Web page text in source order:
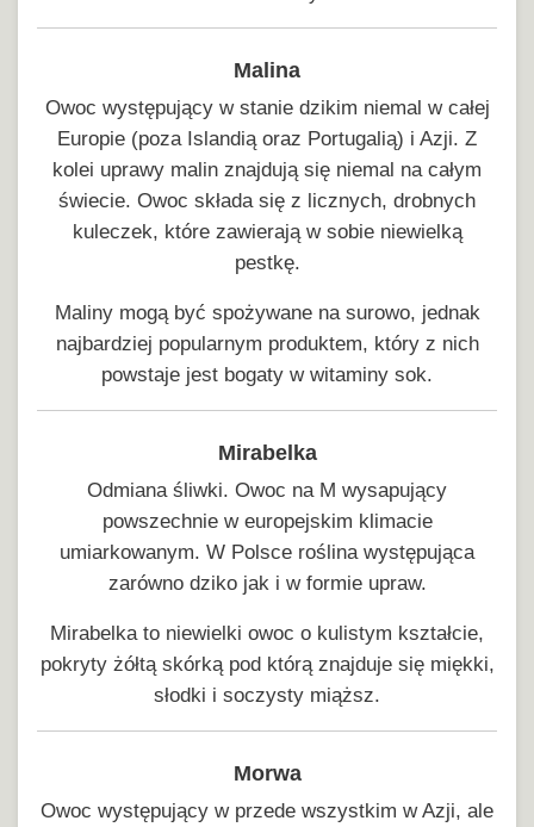
Malina
Owoc występujący w stanie dzikim niemal w całej
Europie (poza Islandią oraz Portugalią) i Azji. Z
kolei uprawy malin znajdują się niemal na całym
świecie. Owoc składa się z licznych, drobnych
kuleczek, które zawierają w sobie niewielką
pestkę.
Maliny mogą być spożywane na surowo, jednak
najbardziej popularnym produktem, który z nich
powstaje jest bogaty w witaminy sok.
Mirabelka
Odmiana śliwki. Owoc na M wysapujący
powszechnie w europejskim klimacie
umiarkowanym. W Polsce roślina występująca
zarówno dziko jak i w formie upraw.
Mirabelka to niewielki owoc o kulistym kształcie,
pokryty żółtą skórką pod którą znajduje się miękki,
słodki i soczysty miąższ.
Morwa
Owoc występujący w przede wszystkim w Azji, ale